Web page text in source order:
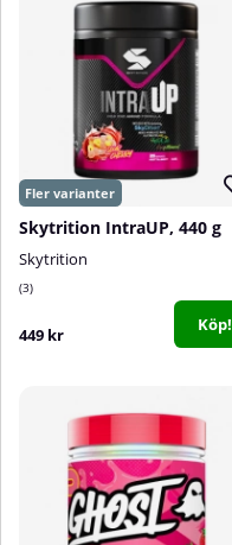
Skytrition IntraUP, 440 g
Skytrition
3
449 kr Köp!